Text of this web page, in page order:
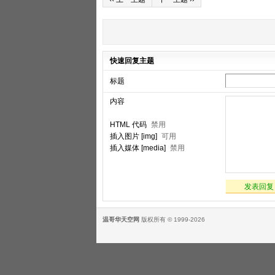
快速回复主题
标题
内容
HTML 代码 禁用
插入图片 [img] 可用
插入媒体 [media] 禁用
发表回复
温哥华天空网 版权所有 © 1999-2026